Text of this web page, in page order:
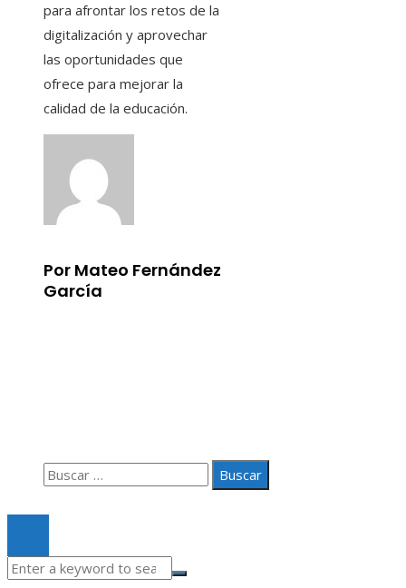
para afrontar los retos de la
digitalización y aprovechar
las oportunidades que
ofrece para mejorar la
calidad de la educación.
Por Mateo Fernández
García
Buscar: